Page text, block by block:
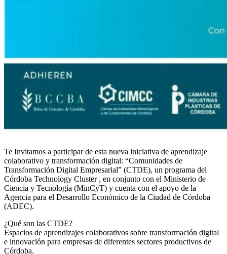
Te Invitamos a participar de esta nueva iniciativa de aprendizaje
colaborativo y transformación digital: “Comunidades de
Transformación Digital Empresarial” (CTDE), un programa del
Córdoba Technology Cluster , en conjunto con el Ministerio de
Ciencia y Tecnología (MinCyT) y cuenta con el apoyo de la
Agencia para el Desarrollo Económico de la Ciudad de Córdoba
(ADEC).
¿Qué son las CTDE?
Espacios de aprendizajes colaborativos sobre transformación digital
e innovación para empresas de diferentes sectores productivos de
Córdoba.